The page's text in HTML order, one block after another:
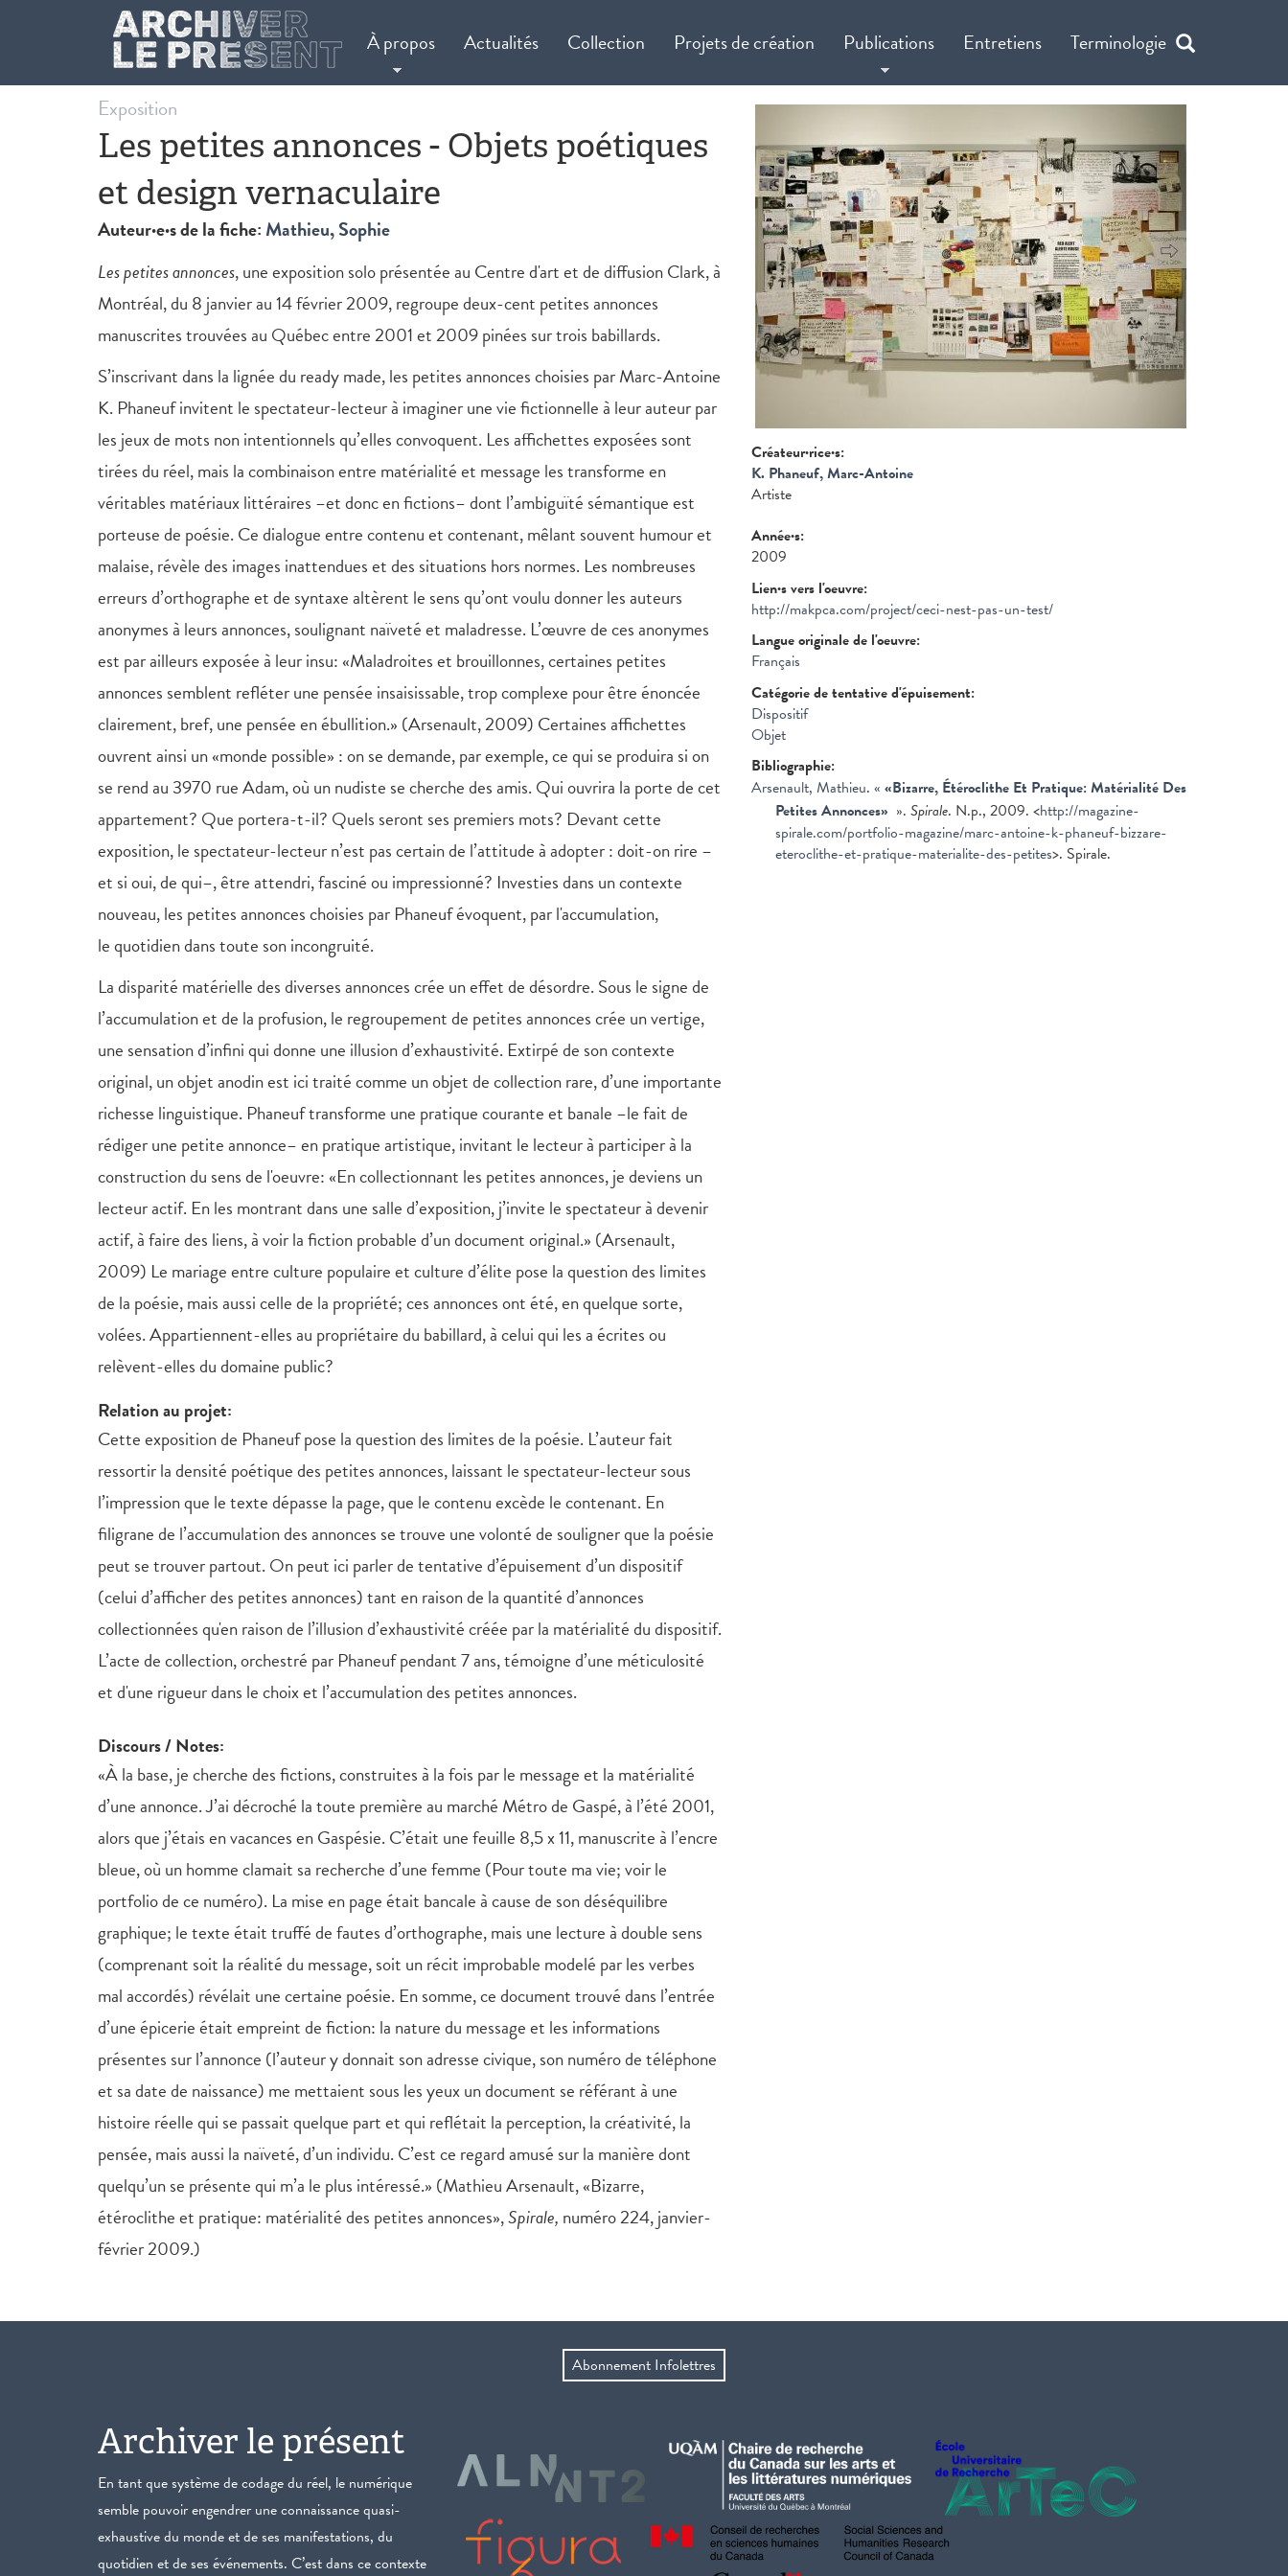
Aller au contenu principal
À propos Actualités Collection Projets de création Publications Entretiens Terminologie
Exposition
Les petites annonces - Objets poétiques
et design vernaculaire
Auteur·e·s de la fiche: Mathieu, Sophie
Les petites annonces, une exposition solo présentée au Centre d'art et de diffusion Clark, à
Montréal, du 8 janvier au 14 février 2009, regroupe deux-cent petites annonces
manuscrites trouvées au Québec entre 2001 et 2009 pinées sur trois babillards.
S’inscrivant dans la lignée du ready made, les petites annonces choisies par Marc-Antoine
K. Phaneuf invitent le spectateur-lecteur à imaginer une vie fictionnelle à leur auteur par
les jeux de mots non intentionnels qu’elles convoquent. Les affichettes exposées sont
tirées du réel, mais la combinaison entre matérialité et message les transforme en
véritables matériaux littéraires –et donc en fictions– dont l’ambiguïté sémantique est
porteuse de poésie. Ce dialogue entre contenu et contenant, mêlant souvent humour et
malaise, révèle des images inattendues et des situations hors normes. Les nombreuses
erreurs d’orthographe et de syntaxe altèrent le sens qu’ont voulu donner les auteurs
anonymes à leurs annonces, soulignant naïveté et maladresse. L’œuvre de ces anonymes
est par ailleurs exposée à leur insu: «Maladroites et brouillonnes, certaines petites
annonces semblent refléter une pensée insaisissable, trop complexe pour être énoncée
clairement, bref, une pensée en ébullition.» (Arsenault, 2009) Certaines affichettes
ouvrent ainsi un «monde possible» : on se demande, par exemple, ce qui se produira si on
se rend au 3970 rue Adam, où un nudiste se cherche des amis. Qui ouvrira la porte de cet
appartement? Que portera-t-il? Quels seront ses premiers mots? Devant cette
exposition, le spectateur-lecteur n’est pas certain de l’attitude à adopter : doit-on rire –
et si oui, de qui–, être attendri, fasciné ou impressionné? Investies dans un contexte
nouveau, les petites annonces choisies par Phaneuf évoquent, par l'accumulation,
le quotidien dans toute son incongruité.
La disparité matérielle des diverses annonces crée un effet de désordre. Sous le signe de
l’accumulation et de la profusion, le regroupement de petites annonces crée un vertige,
une sensation d’infini qui donne une illusion d’exhaustivité. Extirpé de son contexte
original, un objet anodin est ici traité comme un objet de collection rare, d’une importante
richesse linguistique. Phaneuf transforme une pratique courante et banale –le fait de
rédiger une petite annonce– en pratique artistique, invitant le lecteur à participer à la
construction du sens de l'oeuvre: «En collectionnant les petites annonces, je deviens un
lecteur actif. En les montrant dans une salle d’exposition, j’invite le spectateur à devenir
actif, à faire des liens, à voir la fiction probable d’un document original.» (Arsenault,
2009) Le mariage entre culture populaire et culture d’élite pose la question des limites
de la poésie, mais aussi celle de la propriété; ces annonces ont été, en quelque sorte,
volées. Appartiennent-elles au propriétaire du babillard, à celui qui les a écrites ou
relèvent-elles du domaine public?
Relation au projet:
Cette exposition de Phaneuf pose la question des limites de la poésie. L’auteur fait
ressortir la densité poétique des petites annonces, laissant le spectateur-lecteur sous
l’impression que le texte dépasse la page, que le contenu excède le contenant. En
filigrane de l’accumulation des annonces se trouve une volonté de souligner que la poésie
peut se trouver partout. On peut ici parler de tentative d’épuisement d’un dispositif
(celui d’afficher des petites annonces) tant en raison de la quantité d’annonces
collectionnées qu'en raison de l’illusion d’exhaustivité créée par la matérialité du dispositif.
L’acte de collection, orchestré par Phaneuf pendant 7 ans, témoigne d’une méticulosité
et d'une rigueur dans le choix et l’accumulation des petites annonces.
Discours / Notes:
«À la base, je cherche des fictions, construites à la fois par le message et la matérialité
d’une annonce. J’ai décroché la toute première au marché Métro de Gaspé, à l’été 2001,
alors que j’étais en vacances en Gaspésie. C’était une feuille 8,5 x 11, manuscrite à l’encre
bleue, où un homme clamait sa recherche d’une femme (Pour toute ma vie; voir le
portfolio de ce numéro). La mise en page était bancale à cause de son déséquilibre
graphique; le texte était truffé de fautes d’orthographe, mais une lecture à double sens
(comprenant soit la réalité du message, soit un récit improbable modelé par les verbes
mal accordés) révélait une certaine poésie. En somme, ce document trouvé dans l’entrée
d’une épicerie était empreint de fiction: la nature du message et les informations
présentes sur l’annonce (l’auteur y donnait son adresse civique, son numéro de téléphone
et sa date de naissance) me mettaient sous les yeux un document se référant à une
histoire réelle qui se passait quelque part et qui reflétait la perception, la créativité, la
pensée, mais aussi la naïveté, d’un individu. C’est ce regard amusé sur la manière dont
quelqu’un se présente qui m’a le plus intéressé.» (Mathieu Arsenault, «Bizarre,
étéroclithe et pratique: matérialité des petites annonces»,Spirale, numéro 224, janvier-
février 2009.)
Créateur·rice·s:
K. Phaneuf, Marc-Antoine
Artiste
Année·s:
2009
Lien·s vers l'oeuvre:
http://makpca.com/project/ceci-nest-pas-un-test/
Langue originale de l'oeuvre:
Français
Catégorie de tentative d'épuisement:
Dispositif
Objet
Bibliographie:
Arsenault, Mathieu.««Bizarre, Étéroclithe Et Pratique: Matérialité Des
Petites Annonces» ».Spirale. N.p., 2009. <http://magazine-
spirale.com/portfolio-magazine/marc-antoine-k-phaneuf-bizzare-
eteroclithe-et-pratique-materialite-des-petites>. Spirale.
Abonnement Infolettres
Archiver le présent
En tant que système de codage du réel, le numérique
semble pouvoir engendrer une connaissance quasi-
exhaustive du monde et de ses manifestations, du
quotidien et de ses événements. C’est dans ce contexte